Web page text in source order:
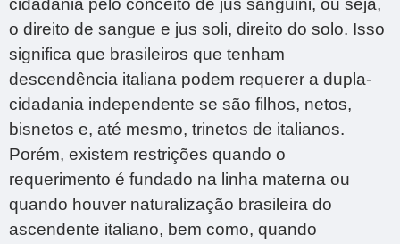
cidadania pelo conceito de jus sanguini, ou seja,
o direito de sangue e jus soli, direito do solo. Isso
significa que brasileiros que tenham
descendência italiana podem requerer a dupla-
cidadania independente se são filhos, netos,
bisnetos e, até mesmo, trinetos de italianos.
Porém, existem restrições quando o
requerimento é fundado na linha materna ou
quando houver naturalização brasileira do
ascendente italiano, bem como, quando